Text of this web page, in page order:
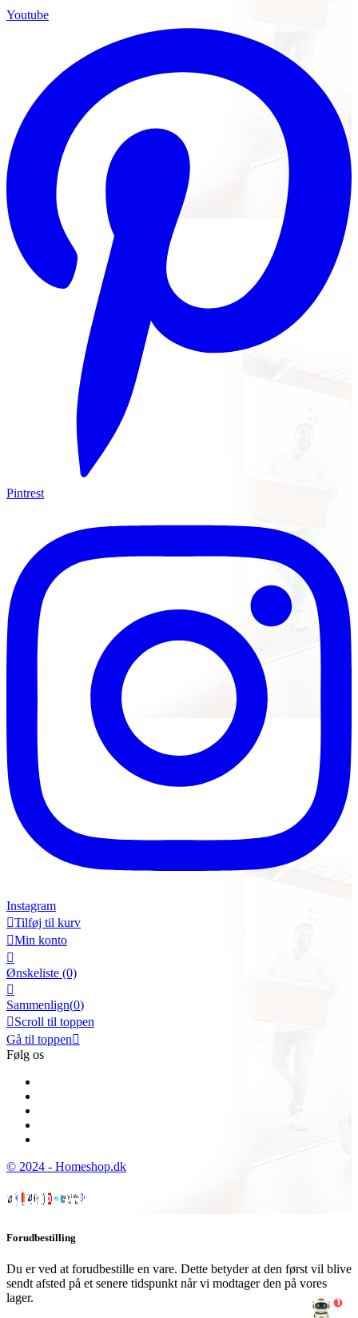
Youtube
Pintrest
Instagram
Tilføj til kurv
Min konto

Ønskeliste (0)

Sammenlign(0)
Scroll til toppen
Gå til toppen
Følg os
© 2024 - Homeshop.dk
Forudbestilling
Du er ved at forudbestille en vare. Dette betyder at den først vil blive
sendt afsted på et senere tidspunkt når vi modtager den på vores
lager.
1